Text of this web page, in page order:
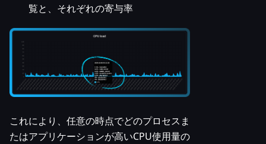
覧と、それぞれの寄与率
これにより、任意の時点でどのプロセスま
たはアプリケーションが高いCPU使用量の